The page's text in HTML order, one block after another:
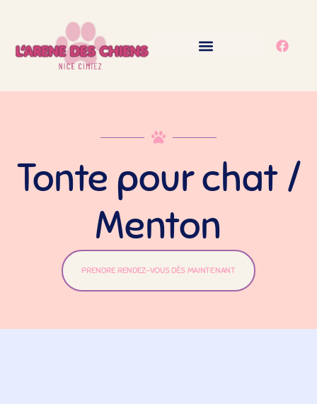
Tonte pour chat /
Menton
PRENDRE RENDEZ-VOUS DÈS MAINTENANT